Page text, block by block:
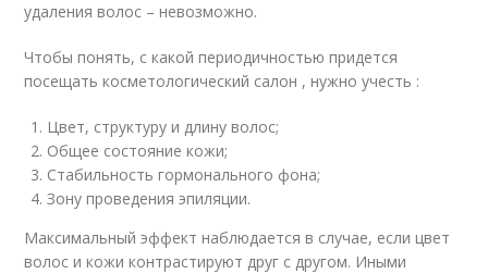
удаления волос – невозможно.
Чтобы понять, с какой периодичностью придется
посещать косметологический салон , нужно учесть :
Цвет, структуру и длину волос;
Общее состояние кожи;
Стабильность гормонального фона;
Зону проведения эпиляции.
Максимальный эффект наблюдается в случае, если цвет
волос и кожи контрастируют друг с другом. Иными